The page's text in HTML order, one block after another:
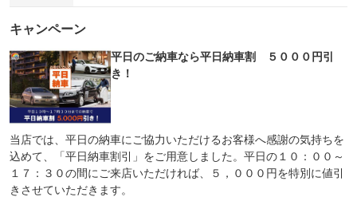
キャンペーン
平日のご納車なら平日納車割 ５０００円引
き！
当店では、平日の納車にご協力いただけるお客様へ感謝の気持ちを
込めて、「平日納車割引」をご用意しました。平日の１０：００～
１７：３０の間にご来店いただければ、５，０００円を特別に値引
きさせていただきます。